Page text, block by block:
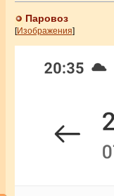
Паровоз
[Изображения]